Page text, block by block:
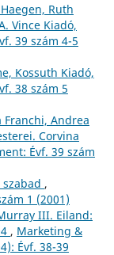
Ruth
Vince Kiadó,
39 szám 4-5
Kossuth Kiadó,
38 szám 5
Franchi, Andrea
Corvina
Évf. 39 szám
,
1 (2001)
III. Eiland:
, Marketing &
Évf. 38-39